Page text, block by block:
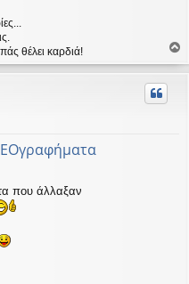
θέλει καρδιά!
ο
ρ
που άλλαξαν